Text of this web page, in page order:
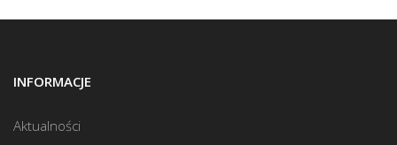
INFORMACJE
Aktualności